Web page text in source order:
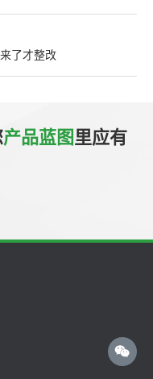
了才整改
产品蓝图里应有